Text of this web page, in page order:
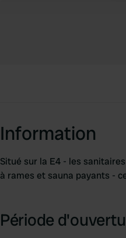
Information
Situé sur la E4 - les
à rames et sauna payants -
Période